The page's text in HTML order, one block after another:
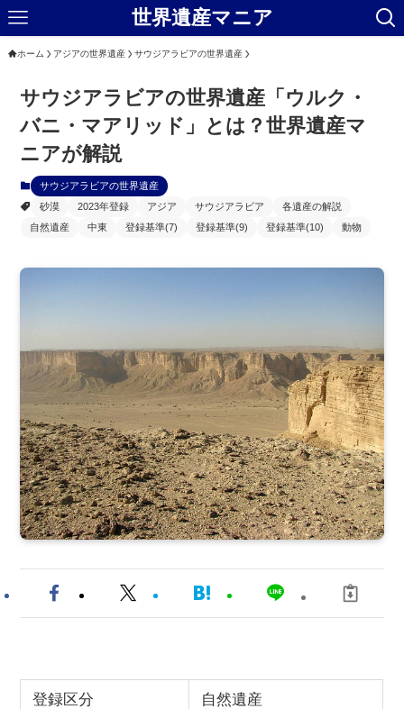
世界遺産マニア
ホーム アジアの世界遺産 サウジアラビアの世界遺産
サウジアラビアの世界遺産「ウルク・
バニ・マアリッド」とは？世界遺産マ
ニアが解説
サウジアラビアの世界遺産
砂漠
2023年登録 アジア サウジアラビア
各遺産の解説
自然遺産
中東 登録基準(7) 登録基準(9) 登録基準(10) 動物
登録区分 自然遺産